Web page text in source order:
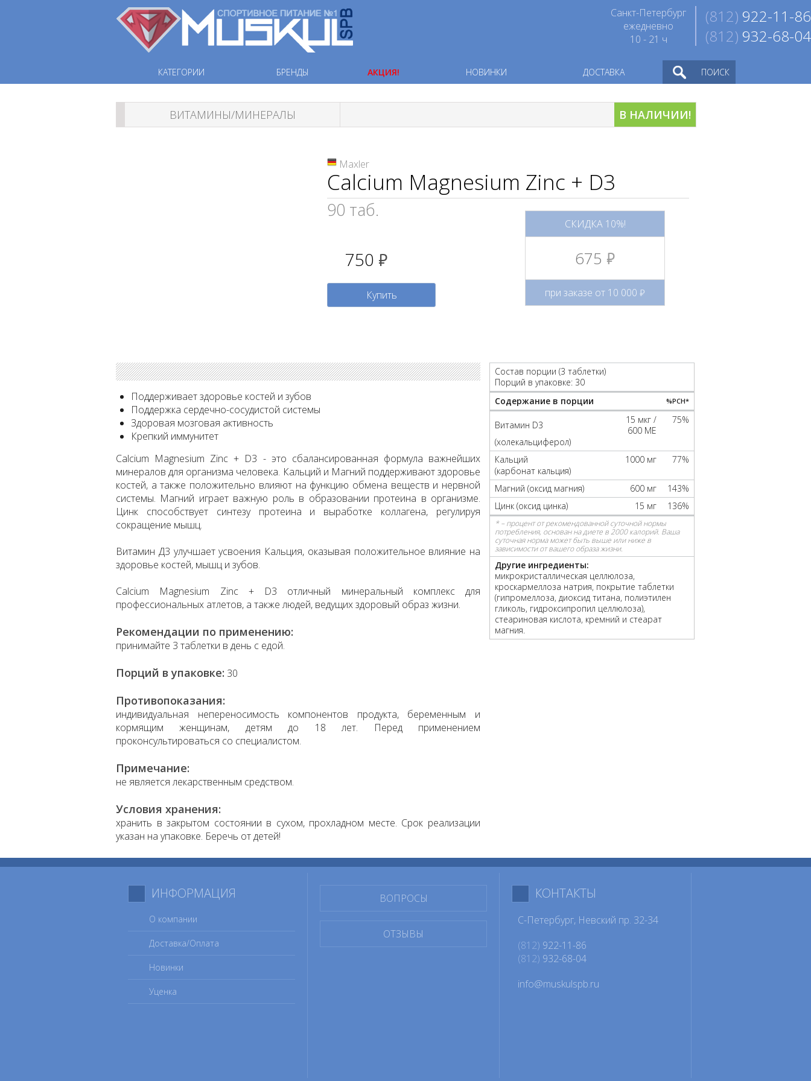
(812) 922-11-86
(812) 932-68-04
Санкт-Петербург
ежедневно
10 - 21 ч
КАТЕГОРИИ БРЕНДЫ АКЦИЯ! НОВИНКИ ДОСТАВКА ПОИСК
ВИТАМИНЫ/МИНЕРАЛЫ В НАЛИЧИИ!
Maxler
Calcium Magnesium Zinc + D3
90 таб.
750 руб.
Купить
СКИДКА 10%!
675 руб.
при заказе от 10 000 руб.
Поддерживает здоровье костей и зубов
Поддержка сердечно-сосудистой системы
Здоровая мозговая активность
Крепкий иммунитет
Calcium Magnesium Zinc + D3 - это сбалансированная формула важнейших
минералов для организма человека. Кальций и Магний поддерживают здоровье
костей, а также положительно влияют на функцию обмена веществ и нервной
системы. Магний играет важную роль в образовании протеина в организме.
Цинк способствует синтезу протеина и выработке коллагена, регулируя
сокращение мышц.
Витамин Д3 улучшает усвоения Кальция, оказывая положительное влияние на
здоровье костей, мышц и зубов.
Calcium Magnesium Zinc + D3 отличный минеральный комплекс для
профессиональных атлетов, а также людей, ведущих здоровый образ жизни.
Рекомендации по применению:
принимайте 3 таблетки в день с едой.
Порций в упаковке: 30
Противопоказания:
индивидуальная непереносимость компонентов продукта, беременным и
кормящим женщинам, детям до 18 лет. Перед применением
проконсультироваться со специалистом.
Примечание:
не является лекарственным средством.
Условия хранения:
хранить в закрытом состоянии в сухом, прохладном месте. Срок реализации
указан на упаковке. Беречь от детей!
Состав порции (3 таблетки)
Порций в упаковке: 30
Содержание в порции
%РСН*
Витамин D3
15 мкг /
600 МЕ
75%
(холекальциферол)
Кальций
1000 мг
77%
(карбонат кальция)
Магний (оксид магния)
600 мг
143%
Цинк (оксид цинка)
15 мг 136%
* – процент от рекомендованной суточной нормы
потребления, основан на диете в 2000 калорий. Ваша
суточная норма может быть выше или ниже в
зависимости от вашего образа жизни.
Другие ингредиенты:
микрокристаллическая целлюлоза,
кроскармеллоза натрия, покрытие таблетки
(гипромеллоза, диоксид титана, полиэтилен
гликоль, гидроксипропил целлюлоза),
стеариновая кислота, кремний и стеарат
магния.
ИНФОРМАЦИЯ
О компании
Доставка/Оплата
Новинки
Уценка
ВОПРОСЫ
ОТЗЫВЫ
КОНТАКТЫ
С-Петербург, Невский пр. 32-34
(812) 922-11-86
(812) 932-68-04
info@muskulspb.ru